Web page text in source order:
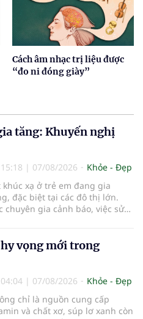
Cách âm nhạc trị liệu được
“đo ni đóng giày”
tăng: Khuyến nghị
15:18 | 07/08/2026
Khỏe - Đẹp
khúc xạ ở trẻ em đang gia
đặc biệt tại các đô thị lớn.
chuyên gia cảnh báo, việc sử
học tập chưa đạt chuẩn
khiến tình trạng cận thị ngày
gia đình, nhà trường và ngành
để bảo vệ đôi mắt của thế hệ
lai.
vọng mới trong
04:04 | 07/08/2026
Khỏe - Đẹp
chỉ là nguồn cung cấp
và chất xơ, súp lơ xanh còn